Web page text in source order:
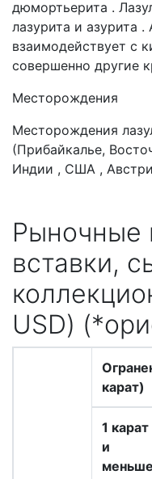
дюмортьерита .
лазурита и азурита .
взаимодействует с
совершенно другие
Месторождения
Месторождения
(Прибайкалье,
Индии , США ,
Рыночные
вставки,
USD)
карат)
1 карат
и
меньше